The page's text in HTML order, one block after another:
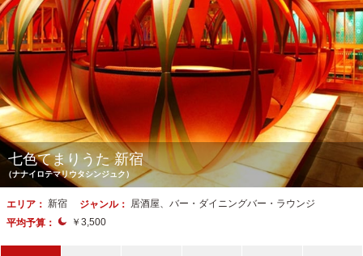
七色てまりうた 新宿
（ナナイロテマリウタシンジュク）
エリア： 新宿 ジャンル： 居酒屋、バー・ダイニングバー・ラウンジ
平均予算：
￥3,500